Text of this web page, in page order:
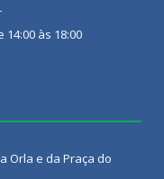
às 18:00
Orla e da Praça do